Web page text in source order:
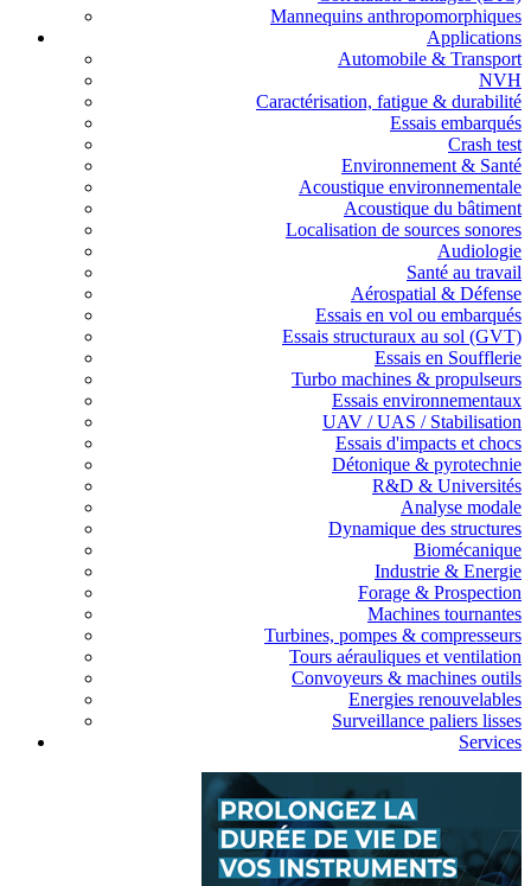
Mannequins anthropomorphiques
Applications
Automobile & Transport
NVH
Caractérisation, fatigue & durabilité
Essais embarqués
Crash test
Environnement & Santé
Acoustique environnementale
Acoustique du bâtiment
Localisation de sources sonores
Audiologie
Santé au travail
Aérospatial & Défense
Essais en vol ou embarqués
Essais structuraux au sol (GVT)
Essais en Soufflerie
Turbo machines & propulseurs
Essais environnementaux
UAV / UAS / Stabilisation
Essais d'impacts et chocs
Détonique & pyrotechnie
R&D & Universités
Analyse modale
Dynamique des structures
Biomécanique
Industrie & Energie
Forage & Prospection
Machines tournantes
Turbines, pompes & compresseurs
Tours aérauliques et ventilation
Convoyeurs & machines outils
Energies renouvelables
Surveillance paliers lisses
Services